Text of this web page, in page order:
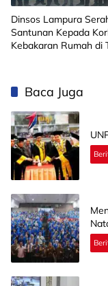
Dinsos Lampura
Santunan Kepada
Kebakaran Rumah di
Baca Juga